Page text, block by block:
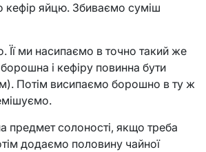
яйцю. Збиваємо суміш
Її ми насипаємо в точно такий же
борошна і кефіру повинна бути
Потім висипаємо борошно в ту ж
предмет солоності, якщо треба
додаємо половину чайної